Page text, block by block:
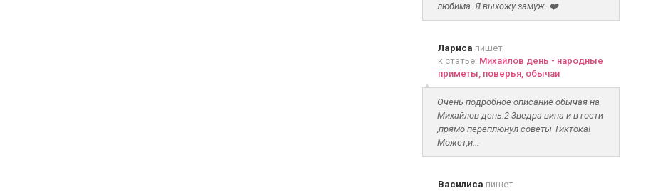
любима. Я выхожу замуж. ❤️
Лариса пишет
к статье: Михайлов день - народные
приметы, поверья, обычаи
Очень подробное описание обычая на
Михайлов день.2-3ведра вина и в гости
,прямо переплюнул советы Тиктока!
Может,и...
Василиса пишет